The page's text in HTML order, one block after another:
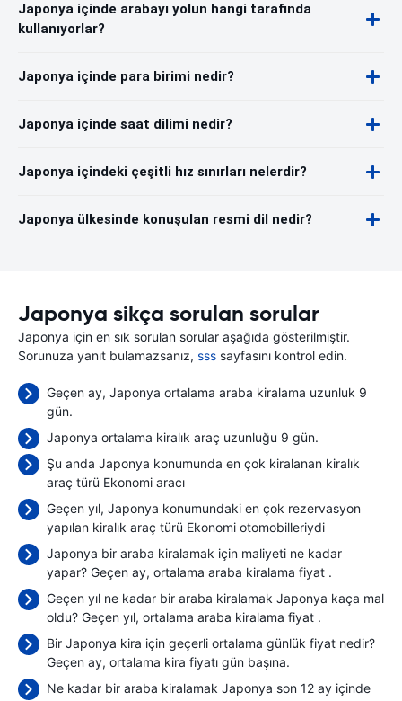
Japonya içinde arabayı yolun hangi tarafında
kullanıyorlar?
Japonya içinde para birimi nedir?
Japonya içinde saat dilimi nedir?
Japonya içindeki çeşitli hız sınırları nelerdir?
Japonya ülkesinde konuşulan resmi dil nedir?
Japonya sikça sorulan sorular
Japonya için en sık sorulan sorular aşağıda gösterilmiştir.
Sorunuza yanıt bulamazsanız, sss sayfasını kontrol edin.
Geçen ay, Japonya ortalama araba kiralama uzunluk 9
gün.
Japonya ortalama kiralık araç uzunluğu 9 gün.
Şu anda Japonya konumunda en çok kiralanan kiralık
araç türü Ekonomi aracı
Geçen yıl, Japonya konumundaki en çok rezervasyon
yapılan kiralık araç türü Ekonomi otomobilleriydi
Japonya bir araba kiralamak için maliyeti ne kadar
yapar? Geçen ay, ortalama araba kiralama fiyat .
Geçen yıl ne kadar bir araba kiralamak Japonya kaça mal
oldu? Geçen yıl, ortalama araba kiralama fiyat .
Bir Japonya kira için geçerli ortalama günlük fiyat nedir?
Geçen ay, ortalama kira fiyatı gün başına.
Ne kadar bir araba kiralamak Japonya son 12 ay içinde